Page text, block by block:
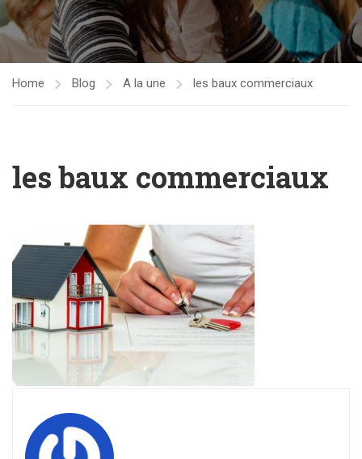
Home Blog A la une les baux commerciaux
les baux commerciaux